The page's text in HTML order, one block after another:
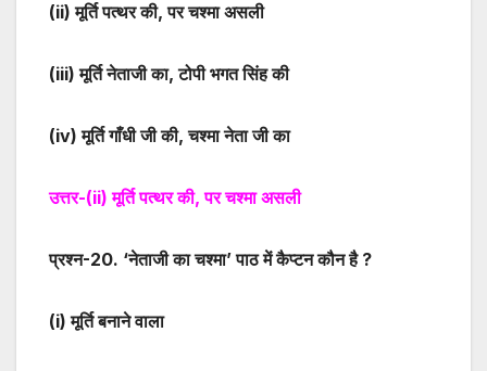
(ii) मूर्ति पत्थर की, पर चश्मा असली
(iii) मूर्ति नेताजी का, टोपी भगत सिंह की
(iv) मूर्ति गाँधी जी की, चश्मा नेता जी का
उत्तर-(ii) मूर्ति पत्थर की, पर चश्मा असली
प्रश्न-20. ‘नेताजी का चश्मा’ पाठ में कैप्टन कौन है ?
(i) मूर्ति बनाने वाला